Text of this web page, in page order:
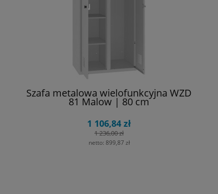
Szafa metalowa wielofunkcyjna WZD
81 Malow | 80 cm
1 106,84 zł
1 236,00 zł
netto: 899,87 zł